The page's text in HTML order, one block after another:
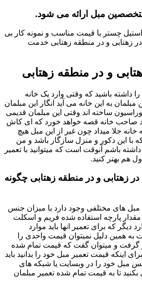
مبل ارائه می شود.
استیل چستر با قیمت مناسب و نمونه کار بی
زهتابی و در منطقه زهتابی خدمت
و در منطقه زهتابی
داشته باشید که وقتی وارد یک خانه
مبلمان به این خانه می آید انگار این مبلمان
ساخته اند وقتی این مبلمان قدیمی
صاحب خانه قصه خواهد خورد که ای کاش
جلا میداد چون غیر از این مبل هیچ
با این دکور و منزل سازگار باشد و من
باشم آنوقت است که میتوانید با تعمیر
هم بهتر کنید.
زهتابی و در منطقه زهتابی چگونه
مبل های مختلفی وجود دارد با میزان جنس
پارچه استفاده شده فریم و اسکلت
دیگر که برای تعمیر انها باید موارد
همین دلیل نمیتوان قیمت واحدی را
گرفت و میتوان گفت که قیمت تمام شده
اینکه قیمت تعمیر مبل خود را بدانید باید
مبل خود را در وبسایت یا شبکه های
تا به قیمت تمام شده تعمیر مبلمان